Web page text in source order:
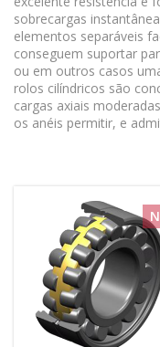
sobrecargas
elementos separáveis
conseguem suportar
ou em outros casos
rolos cilíndricos são
cargas axiais
os anéis permitir, e